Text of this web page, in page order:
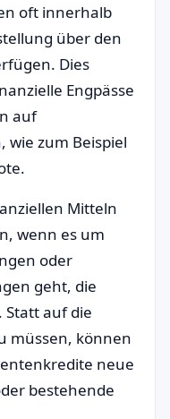
oft innerhalb
über den
Dies
Engpässe
auf
wie zum Beispiel
Mitteln
wenn es um
oder
geht, die
auf die
müssen, können
neue
bestehende